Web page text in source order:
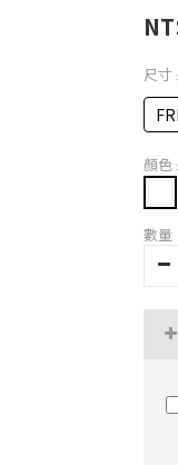
尺寸
顏色
數量